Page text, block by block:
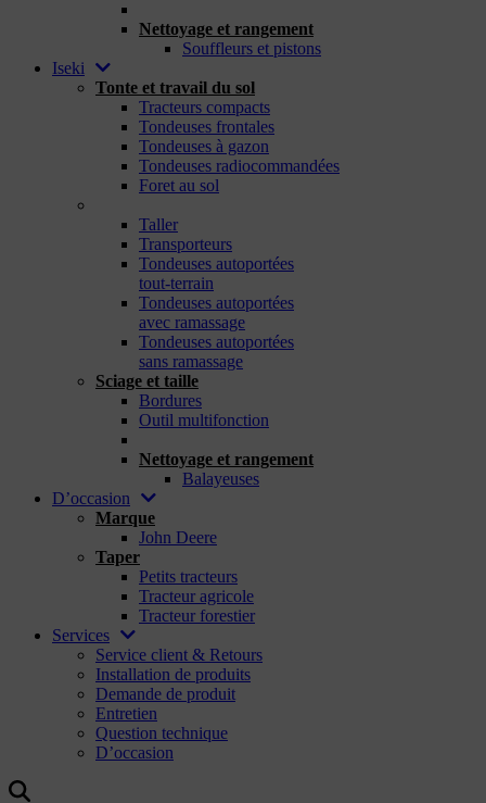
Nettoyage et rangement
Souffleurs et pistons
Iseki
Tonte et travail du sol
Tracteurs compacts
Tondeuses frontales
Tondeuses à gazon
Tondeuses radiocommandées
Foret au sol
Taller
Transporteurs
Tondeuses autoportées
tout-terrain
Tondeuses autoportées
avec ramassage
Tondeuses autoportées
sans ramassage
Sciage et taille
Bordures
Outil multifonction
Nettoyage et rangement
Balayeuses
D’occasion
Marque
John Deere
Taper
Petits tracteurs
Tracteur agricole
Tracteur forestier
Services
Service client & Retours
Installation de produits
Demande de produit
Entretien
Question technique
D’occasion